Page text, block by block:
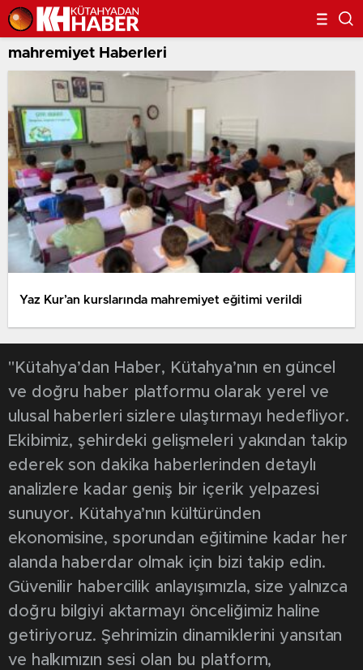
mahremiyet Haberleri
Yaz Kur’an kurslarında mahremiyet eğitimi verildi
"Kütahya’dan Haber, Kütahya’nın en güncel
ve doğru haber platformu olarak yerel ve
ulusal haberleri sizlere ulaştırmayı hedefliyor.
Ekibimiz, şehirdeki gelişmeleri yakından takip
ederek son dakika haberlerinden detaylı
analizlere kadar geniş bir içerik yelpazesi
sunuyor. Kütahya’nın kültüründen
ekonomisine, sporundan eğitimine kadar her
alanda haberdar olmak için bizi takip edin.
Güvenilir habercilik anlayışımızla, size yalnızca
doğru bilgiyi aktarmayı önceliğimiz haline
getiriyoruz. Şehrimizin dinamiklerini yansıtan
ve halkımızın sesi olan bu platform,